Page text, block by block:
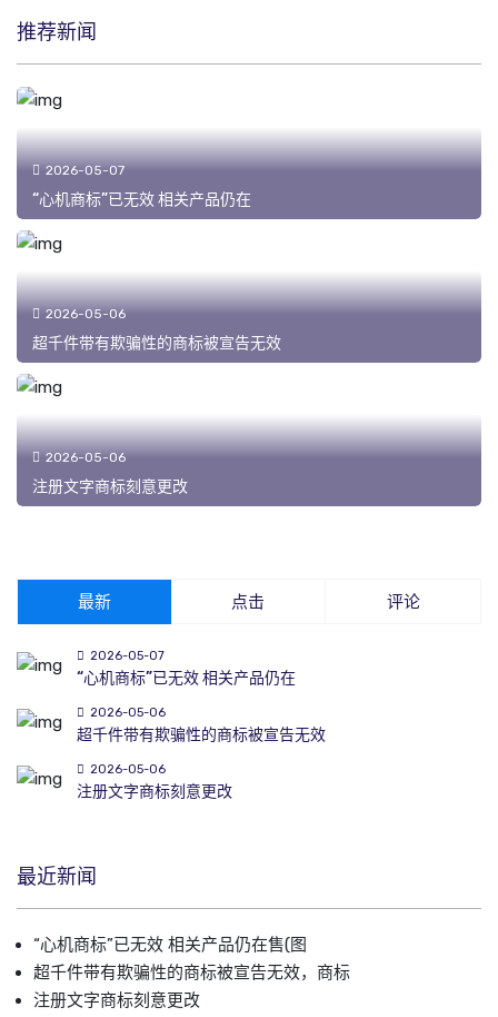
推荐新闻
2026-05-07
“心机商标”已无效 相关产品仍在
2026-05-06
超千件带有欺骗性的商标被宣告无效
2026-05-06
注册文字商标刻意更改
最新 点击 评论
2026-05-07
“心机商标”已无效 相关产品仍在
2026-05-06
超千件带有欺骗性的商标被宣告无效
2026-05-06
注册文字商标刻意更改
最近新闻
“心机商标”已无效 相关产品仍在售(图
超千件带有欺骗性的商标被宣告无效，商标
注册文字商标刻意更改